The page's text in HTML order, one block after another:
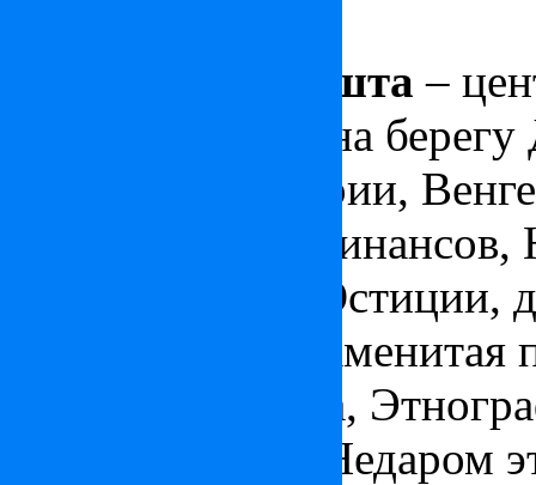
V район Будапешта –
расположенный на
Парламент Венгрии,
Министерство
Министерство Юстиции,
отели города,
Святого Иштвана,
прочее, прочее. Недаром